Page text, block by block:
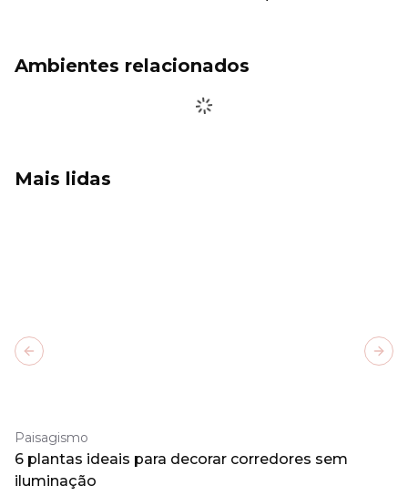
Ambientes relacionados
Mais lidas
Paisagismo
6 plantas ideais para decorar corredores sem
iluminação
Previous slide